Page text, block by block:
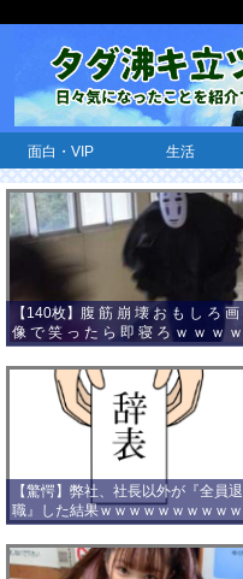
面白・VIP 生活
【140枚】腹 筋 崩 壊 お も し ろ 画
像 で 笑 っ た ら 即 寝 ろ ｗ ｗ ｗ ｗ
ｗ ｗ ｗ ｗ ｗ ｗ ｗ ｗ
【驚愕】弊社、社長以外が『全員退
職』した結果ｗｗｗｗｗｗｗｗｗｗ
ｗｗｗ